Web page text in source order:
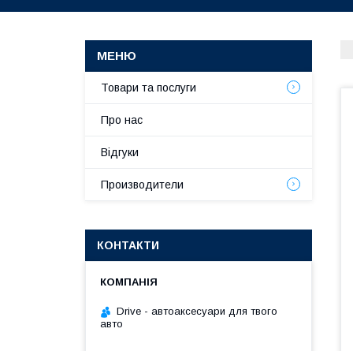
Товари та послуги
Про нас
Відгуки
Производители
КОНТАКТИ
Drive - автоаксесуари для твого
авто